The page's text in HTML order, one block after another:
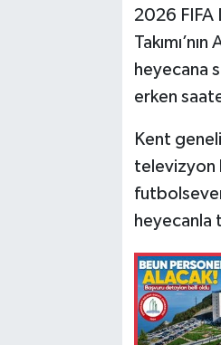
2026 FIFA
heyecana
erken
Kent
televizyon
heyecanla